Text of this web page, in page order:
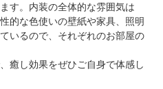
す。内装の全体的な雰囲気は
的な色使いの壁紙や家具、照明
いるので、それぞれのお部屋の
癒し効果をぜひご自身で体感し